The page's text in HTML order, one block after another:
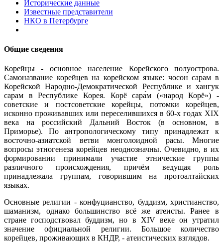
Исторические данные
Известные представители
НКО в Петербурге
Общие сведения
Корейцы - основное население Корейского полуострова.
Самоназвание корейцев на корейском языке: чосон сарам в
Корейской Народно-Демократической Республике и хангук
сарам в Республике Корея. Корё сара́м («народ Корё») -
советские и постсоветские корейцы, потомки корейцев,
исконно проживавших или переселившихся в 60-х годах XIX
века на российский Дальний Восток (в основном, в
Приморье). По антропологическому типу принадлежат к
восточно-азиатской ветви монголоидной расы. Многие
вопросы этногенеза корейцев неоднозначны. Очевидно, в их
формировании принимали участие этнические группы
различного происхождения, причём ведущая роль
принадлежала группам, говорившим на протоалтайских
языках.
Основные религии - конфуцианство, буддизм, христианство,
шаманизм, однако большинство всё же атеисты. Ранее в
стране господствовал буддизм, но в XIV веке он утратил
значение официальной религии. Большое количество
корейцев, проживающих в КНДР, - атеистических взглядов.